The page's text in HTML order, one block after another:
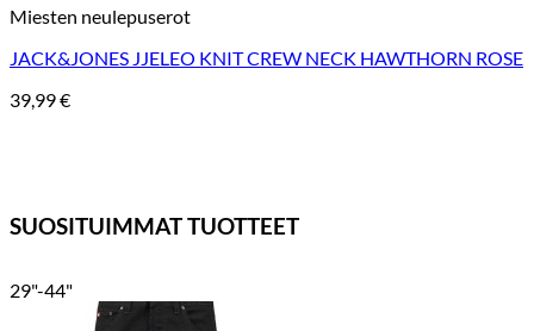
Miesten neulepuserot
JACK&JONES JJELEO KNIT CREW NECK HAWTHORN ROSE
39,99€
SUOSITUIMMAT TUOTTEET
29"-44"